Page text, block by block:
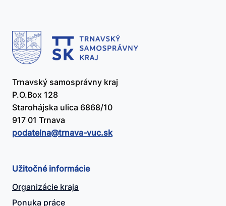
Trnavský samosprávny kraj
P.O.Box 128
Starohájska ulica 6868/10
917 01 Trnava
podatelna@​trnava-vuc.sk
Užitočné informácie
Organizácie kraja
Ponuka práce